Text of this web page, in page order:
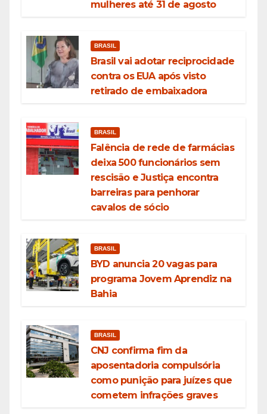
mulheres até 31 de agosto
BRASIL
Brasil vai adotar reciprocidade
contra os EUA após visto
retirado de embaixadora
BRASIL
Falência de rede de farmácias
deixa 500 funcionários sem
rescisão e Justiça encontra
barreiras para penhorar
cavalos de sócio
BRASIL
BYD anuncia 20 vagas para
programa Jovem Aprendiz na
Bahia
BRASIL
CNJ confirma fim da
aposentadoria compulsória
como punição para juízes que
cometem infrações graves